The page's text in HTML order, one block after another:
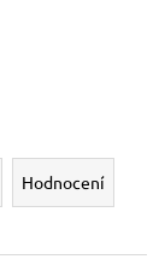
Hodnocení